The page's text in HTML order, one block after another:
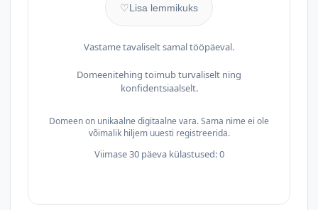
♡Lisa lemmikuks
Vastame tavaliselt samal tööpäeval.
Domeenitehing toimub turvaliselt ning
konfidentsiaalselt.
Domeen on unikaalne digitaalne vara. Sama nime ei ole
võimalik hiljem uuesti registreerida.
Viimase 30 päeva külastused: 0